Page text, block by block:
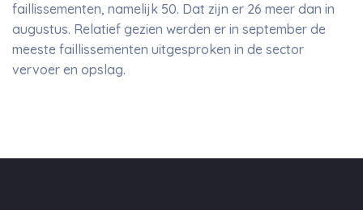
faillissementen, namelijk 50. Dat zijn er 26 meer dan in
augustus. Relatief gezien werden er in september de
meeste faillissementen uitgesproken in de sector
vervoer en opslag.